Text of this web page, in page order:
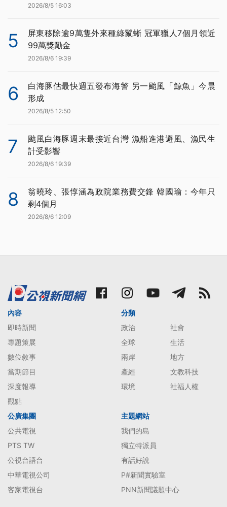
2026/8/5 16:03
5
屏東移除逾9萬隻外來種綠鬣蜥 冠軍獵人7個月領近
99萬獎勵金
2026/8/6 19:39
6
白海豚估最快週五發布海警 另一颱風「鯨魚」今晨
形成
2026/8/5 12:50
7
颱風白海豚週末最接近台灣 漁船進港避風、漁民生
計受影響
2026/8/6 19:39
8
翁曉玲、張惇涵為政院業務費交鋒 韓國瑜：今年只
剩4個月
2026/8/6 12:09
內容
即時新聞
專題策展
數位敘事
當期節目
深度報導
觀點
分類
政治
社會
全球
生活
兩岸
地方
產經
文教科技
環境
社福人權
公廣集團
公共電視
PTS TW
公視台語台
中華電視公司
客家電視台
主題網站
我們的島
獨立特派員
有話好說
P#新聞實驗室
PNN新聞議題中心